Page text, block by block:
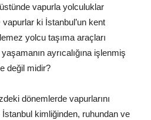
vapurla yolculuklar
vapurlar ki İstanbul’un kent
yolcu taşıma araçları
ayrıcalığına işlenmiş
değil midir?
dönemlerde vapurlarını
kimliğinden, ruhundan ve